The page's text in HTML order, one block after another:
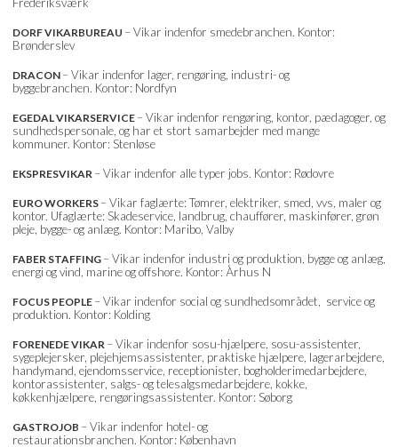
DORF VIKARBUREAU – Vikar indenfor smedebranchen. Kontor:
Brønderslev
DRACON – Vikar indenfor lager, rengøring, industri- og
byggebranchen. Kontor: Nordfyn
EGEDAL VIKARSERVICE – Vikar indenfor rengøring, kontor, pædagoger, og
sundhedspersonale, og har et stort samarbejder med mange
kommuner. Kontor: Stenløse
EKSPRESVIKAR – Vikar indenfor alle typer jobs. Kontor: Rødovre
EURO WORKERS – Vikar faglærte: Tømrer, elektriker, smed, vvs, maler og
kontor. Ufaglærte: Skadeservice, landbrug, chauffører, maskinfører, grøn
pleje, bygge- og anlæg. Kontor: Maribo, Valby
FABER STAFFING – Vikar indenfor industri og produktion, bygge og anlæg,
energi og vind, marine og offshore. Kontor: Århus N
FOCUS PEOPLE – Vikar indenfor social og sundhedsområdet, service og
produktion. Kontor: Kolding
FORENEDE VIKAR – Vikar indenfor sosu-hjælpere, sosu-assistenter,
sygeplejersker, plejehjemsassistenter, praktiske hjælpere, lagerarbejdere,
handymand, ejendomsservice, receptionister, bogholderimedarbejdere,
kontorassistenter, salgs- og telesalgsmedarbejdere, kokke,
køkkenhjælpere, rengøringsassistenter. Kontor: Søborg
GASTROJOB – Vikar indenfor hotel- og
restaurationsbranchen. Kontor: København